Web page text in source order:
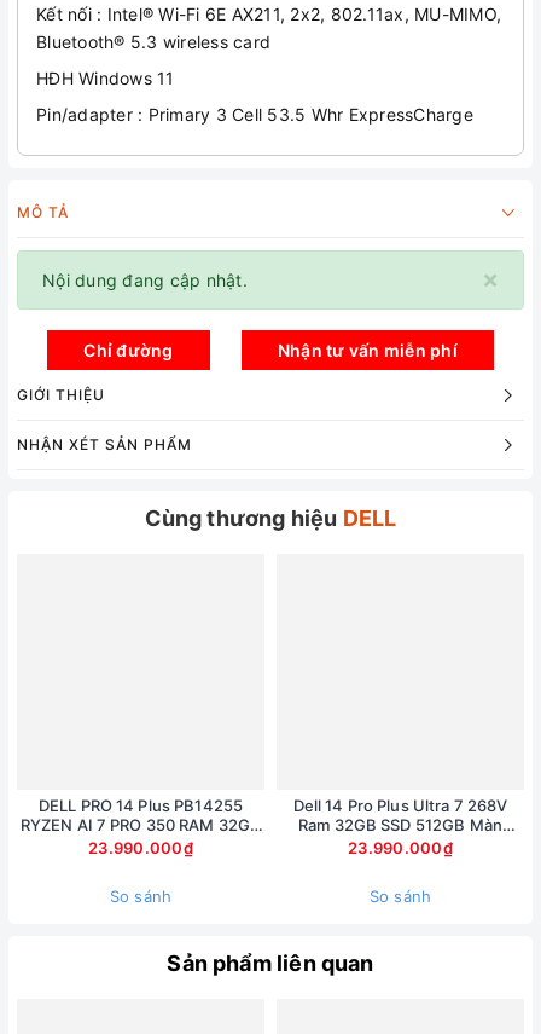
Kết nối : Intel® Wi-Fi 6E AX211, 2x2, 802.11ax, MU-MIMO,
Bluetooth® 5.3 wireless card
HĐH Windows 11
Pin/adapter : Primary 3 Cell 53.5 Whr ExpressCharge
MÔ TẢ
×
Nội dung đang cập nhật.
Chỉ đường Nhận tư vấn miễn phí
GIỚI THIỆU
NHẬN XÉT SẢN PHẨM
Cùng thương hiệu DELL
DELL PRO 14 Plus PB14255
RYZEN AI 7 PRO 350 RAM 32GB
SSD 512GB AMD RADEON 860M
GRAPHICS MÀN 14inch FullHD+
23.990.000₫
So sánh
Dell 14 Pro Plus Ultra 7 268V
Ram 32GB SSD 512GB Màn
14inch FullHD Touch
23.990.000₫
So sánh
Sản phẩm liên quan